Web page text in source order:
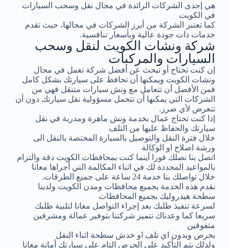
هي إحدى الشركات الرائدة في مجال نقل وسحب السيارات
في الكويت
كما تعتبر الشركة من أبرز الشركات في مجالها، حيث تقدم
خدمات ذات جودة عالية وبأسعار تنافسية.
شركة ونشات الكويت لنقل وسحب
السيارات والمركبات
إن كنت تحتاج أو تبحث عن أفضل شركة تعمل في مجال
ونشات الكويت ويمكنها أن تحافظ على سيارتك بشكل كامل
فمن الأفضل أن تتعامل مع ونش سيارات متنقل فهي من
الشركات التي يمكنها أن تتحمل مسؤولية نقل سيارتك دون أن
تتعرض لأي ضرر.
إذا كنت تحتاج عمال بخدمة ونش ماهرة ومدربة في نقل
سيارتك والحفاظ عليها من التلف
خلال فترة النقل والتوصيل بالسيارة المختصة بالنقل الى
ورشة اصلاح او الوكالة
اتصل بنا نصلك فورا أينما كنت بمحافظات الكويت دقة والتزام
بالمواعيد المحددة لك في اثناء المكالمة التي أجراها معانا
خلال تواصلك بنا خدمة 24 ساعة على جميع الطرقات.
نقدم هذه الخدمة بجميع محافظات ومدن الكويت ولدينا
سطحة هيدروليك بجميع المحافظات
لسرعة تنفيذ طلبك بعد إجراء التواصل معانا لتلبية طلبك
سريعا كما وعدناك نتميز شركتنا بتوفير عمالة ومشرفين
متفوقين
بحرص وبدون اي تلف او خدش سطحة اثناء النقل
ولذلك يتم التأكيد على الحرص التام على سيارتك أمانة معانا